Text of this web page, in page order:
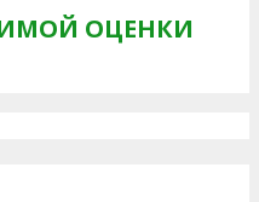
ОЦЕНКИ